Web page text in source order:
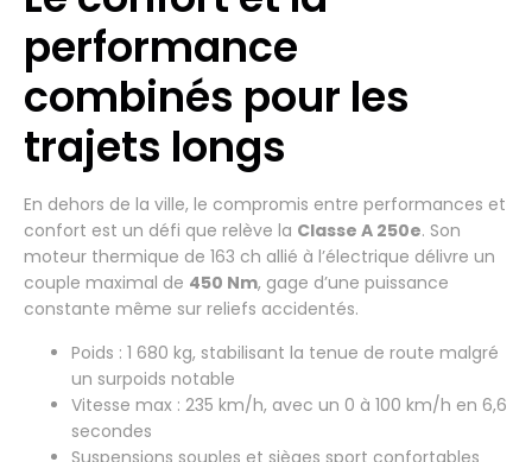
performance
combinés pour les
trajets longs
En dehors de la ville, le compromis entre performances et
confort est un défi que relève la Classe A 250e. Son
moteur thermique de 163 ch allié à l’électrique délivre un
couple maximal de 450 Nm, gage d’une puissance
constante même sur reliefs accidentés.
Poids : 1 680 kg, stabilisant la tenue de route malgré
un surpoids notable
Vitesse max : 235 km/h, avec un 0 à 100 km/h en 6,6
secondes
Suspensions souples et sièges sport confortables